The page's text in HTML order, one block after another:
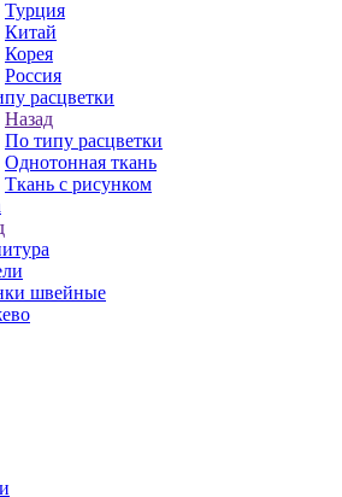
Турция
Китай
Корея
Россия
расцветки
Назад
По типу расцветки
Однотонная ткань
Ткань с рисунком
швейные